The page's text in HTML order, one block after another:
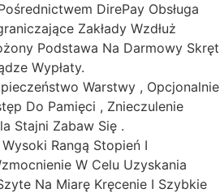
DirePay Obsługa
Zakłady Wzdłuż
Podstawa Na Darmowy Skręt
Wypłaty.
Warstwy , Opcjonalnie
Do Pamięci , Znieczulenie
Stajni Zabaw Się .
Rangą Stopień I
W Celu Uzyskania
Na Miarę Kręcenie I Szybkie